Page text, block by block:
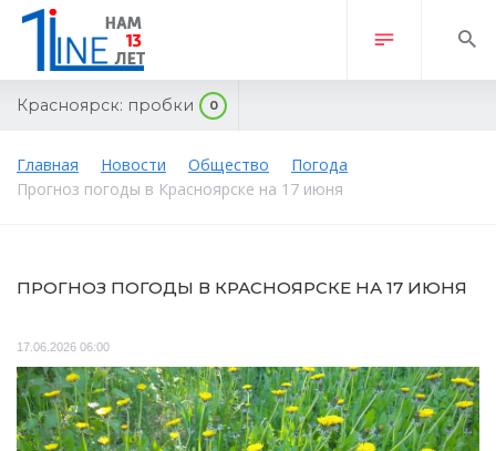
Красноярск: пробки 0
Главная Новости Общество
Погода
Прогноз погоды в Красноярске на 17 июня
ПРОГНОЗ ПОГОДЫ В КРАСНОЯРСКЕ НА 17 ИЮНЯ
17.06.2026 06:00